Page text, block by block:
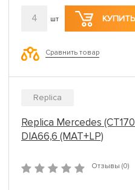
4 шт
Сравнить товар
Replica
Replica Mercedes
DIA66,6 (MAT+LP)
Отзывы (0)